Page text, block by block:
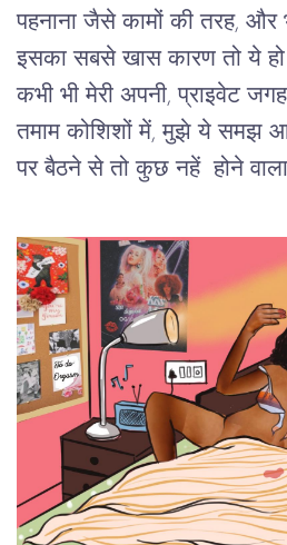
पहनाना जैसे कामों की तरह, और
इसका सबसे खास कारण तो ये
कभी भी मेरी अपनी, प्राइवेट
तमाम कोशिशों में, मुझे ये समझ
पर बैठने से तो कुछ नहें होने वाला|